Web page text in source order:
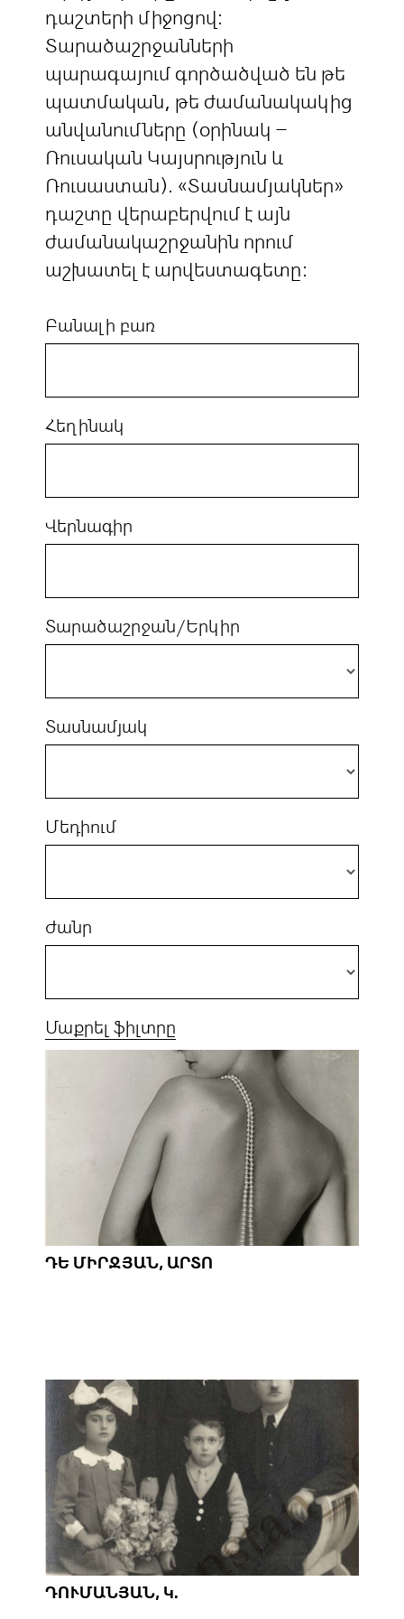
դաշտերի միջոցով:
Տարածաշրջանների
պարագայում գործածված են թե
պատմական, թե ժամանակակից
անվանումները (օրինակ –
Ռուսական Կայսրություն և
Ռուսաստան). «Տասնամյակներ»
դաշտը վերաբերվում է այն
ժամանակաշրջանին որում
աշխատել է արվեստագետը:
Բանալի բառ
Հեղինակ
Վերնագիր
Տարածաշրջան/Երկիր
Տասնամյակ
Մեդիում
Ժանր
Մաքրել ֆիլտրը
ԴԵ ՄԻՐՋՅԱՆ, ԱՐՏՈ
ԴՈՒՄԱՆՅԱՆ, Կ.